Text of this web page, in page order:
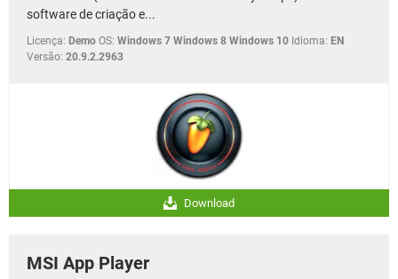
software de criação e...
Licença: Demo OS: Windows 7 Windows 8 Windows 10 Idioma: EN
Versão: 20.9.2.2963
Download
MSI App Player